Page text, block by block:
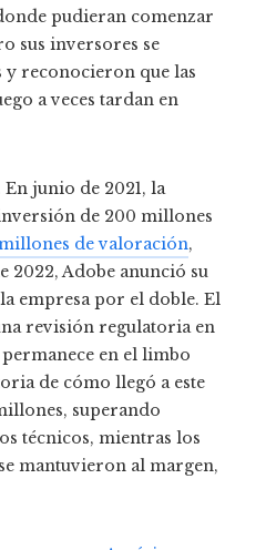
pudieran comenzar
sus inversores se
reconocieron que las
a veces tardan en
junio de 2021, la
de 200 millones
de valoración,
2022, Adobe anunció su
empresa por el doble. El
revisión regulatoria en
en el limbo
de cómo llegó a este
superando
técnicos, mientras los
mantuvieron al margen,